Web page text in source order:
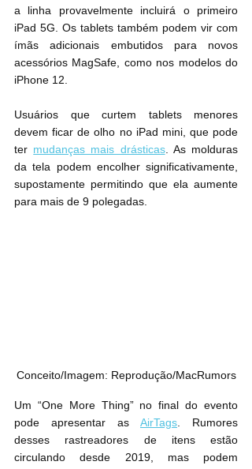
a linha provavelmente incluirá o primeiro
iPad 5G. Os tablets também podem vir com
ímãs adicionais embutidos para novos
acessórios MagSafe, como nos modelos do
iPhone 12.
Usuários que curtem tablets menores
devem ficar de olho no iPad mini, que pode
ter mudanças mais drásticas. As molduras
da tela podem encolher significativamente,
supostamente permitindo que ela aumente
para mais de 9 polegadas.
Conceito/Imagem: Reprodução/MacRumors
Um “One More Thing” no final do evento
pode apresentar as AirTags . Rumores
desses rastreadores de itens estão
circulando desde 2019, mas podem